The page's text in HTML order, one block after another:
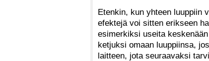
Etenkin, kun yhteen luuppiin
efektejä voi sitten erikseen
esimerkiksi useita
ketjuksi omaan luuppiinsa,
laitteen, jota seuraavaksi